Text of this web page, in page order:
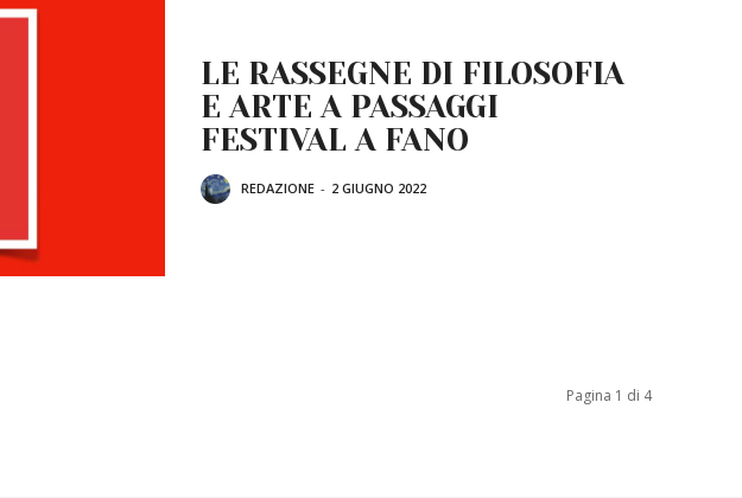
LE RASSEGNE DI FILOSOFIA
E ARTE A PASSAGGI
FESTIVAL A FANO
REDAZIONE - 2 GIUGNO 2022
Pagina 1 di 4